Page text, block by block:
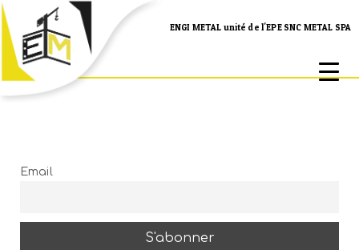
ENGI METAL unité de l'EPE SNC METAL SPA
Email